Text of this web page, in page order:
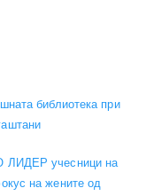
библиотека при
ЛИДЕР учесници на
на жените од